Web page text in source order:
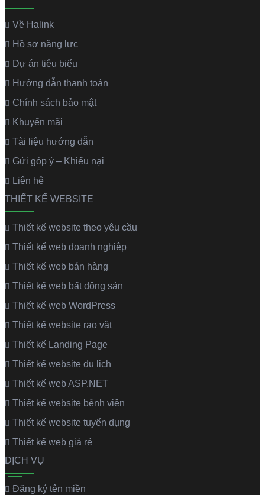
Về Halink
Hồ sơ năng lực
Dự án tiêu biểu
Hướng dẫn thanh toán
Chính sách bảo mật
Khuyến mãi
Tài liệu hướng dẫn
Gửi góp ý – Khiếu nại
Liên hệ
THIẾT KẾ WEBSITE
Thiết kế website theo yêu cầu
Thiết kế web doanh nghiệp
Thiết kế web bán hàng
Thiết kế web bất động sản
Thiết kế web WordPress
Thiết kế website rao vặt
Thiết kế Landing Page
Thiết kế website du lịch
Thiết kế web ASP.NET
Thiết kế website bệnh viện
Thiết kế website tuyển dụng
Thiết kế web giá rẻ
DỊCH VỤ
Đăng ký tên miền